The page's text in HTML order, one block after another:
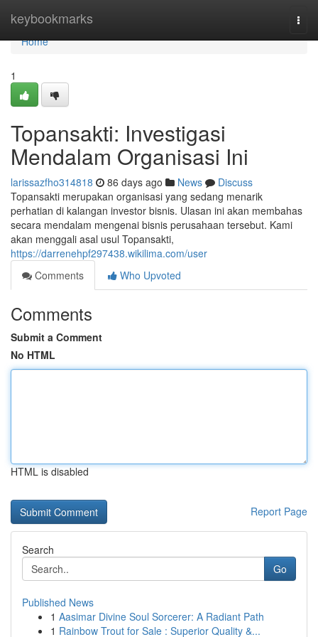
keybookmarks
Home
Home
1
Topansakti: Investigasi
Mendalam Organisasi Ini
larissazfho314818 86 days ago News
Discuss
Topansakti merupakan organisasi yang sedang menarik
perhatian di kalangan investor bisnis. Ulasan ini akan membahas
secara mendalam mengenai bisnis perusahaan tersebut. Kami
akan menggali asal usul Topansakti,
https://darrenehpf297438.wikilima.com/user
Comments
Who Upvoted
Comments
Submit a Comment
No HTML
HTML is disabled
Report Page
Search
Go
Published News
1 Aasimar Divine Soul Sorcerer: A Radiant Path
1 Rainbow Trout for Sale : Superior Quality &...